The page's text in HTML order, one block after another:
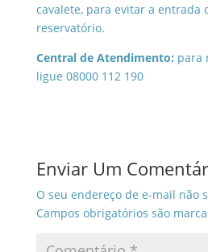
cavalete, para evitar a entrada
reservatório.
Central de Atendimento: para
ligue 08000 112 190
Enviar Um
O seu endereço de e-mail não
Campos obrigatórios são